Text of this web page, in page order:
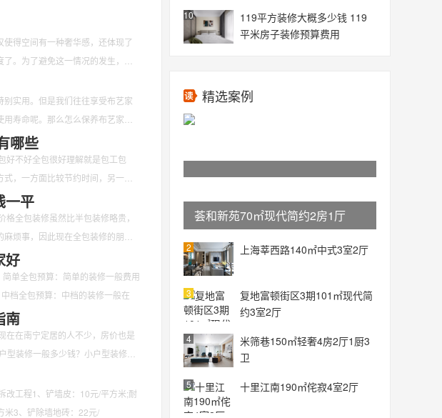
得空间有一种奢华感，还体现了
。为了避免这一情况的发生，我
随小编一起来看一看吧。
实用。但是我们往往享受布艺家
寿命呢。那么怎么保养布艺家具
哪些
好不好全包很好理解就是包工包
，一方面比较节约时间，另一方
一平
全包装修虽然比半包装修略贵，
烦事，因此现在全包装修的朋友
好
单全包预算：简单的装修一般费用
档全包预算：中档的装修一般在
南
在在南宁定居的人不少，房价也是
装修一般多少钱？小户型装修要
改工程1、铲墙皮：10元/平方米;耐
米3、铲除墙地砖：22元/
119平方装修大概多少钱 119
平米房子装修预算费用
10
精选案例
荟和新苑70㎡现代简约2房1厅
上海莘西路140㎡中式3室2厅
2
复地富顿街区3期101㎡现代简
约3室2厅
3
米筛巷150㎡轻奢4房2厅1厨3
卫
4
十里江南190㎡侘寂4室2厅
5